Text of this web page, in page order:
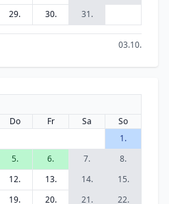
29. 30. 31.
03.10.
Do Fr Sa
So
1.
5. 6. 7.
8.
12. 13. 14.
15.
19. 20. 21.
22.